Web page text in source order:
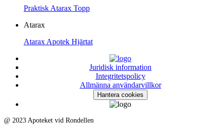
Praktisk Atarax Topp
Atarax
Atarax Apotek Hjärtat
Juridisk information
Integritetspolicy
Allmänna användarvillkor
Hantera cookies
@ 2023 Apoteket vid Rondellen